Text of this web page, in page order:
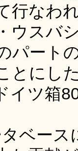
行なわ
ウスバ
パート
とにし
イツ箱
ベース